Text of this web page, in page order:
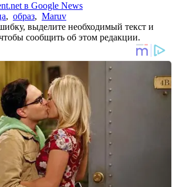
в Google News
, образ, Maruv
выделите необходимый текст и
сообщить об этом редакции.